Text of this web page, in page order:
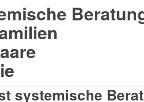
systemische